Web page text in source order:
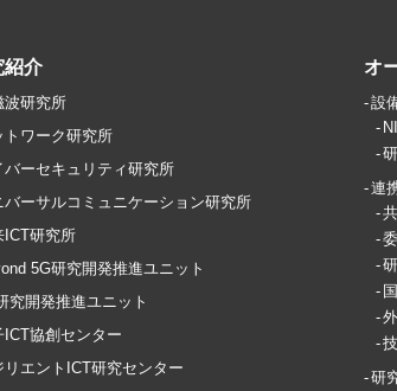
紹介
波研究所
トワーク研究所
バーセキュリティ研究所
バーサルコミュニケーション研究所
ICT研究所
5G研究開発推進ユニット
究開発推進ユニット
ICT協創センター
リエントICT研究センター
オ
設
連
研